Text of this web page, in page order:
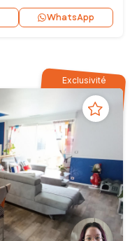
WhatsApp
Exclusivité